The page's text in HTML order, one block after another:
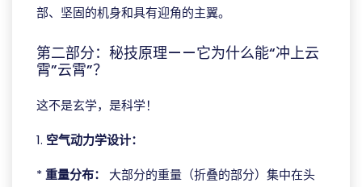
部、坚固的机身和具有迎角的主翼。
第二部分：秘技原理——它为什么能“冲上云
霄”云霄”？
这不是玄学，是科学！
1. 空气动力学设计：
*重量分布：
大部分的重量（折叠的部分）集中在头